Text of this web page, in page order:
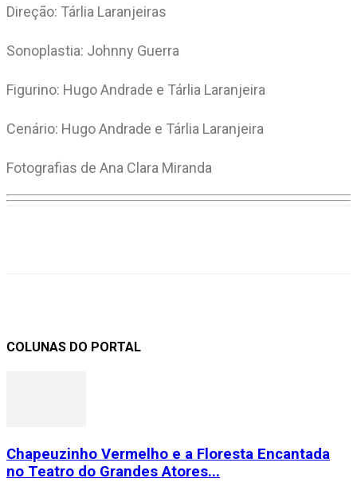
Direção: Tárlia Laranjeiras
Sonoplastia: Johnny Guerra
Figurino: Hugo Andrade e Tárlia Laranjeira
Cenário: Hugo Andrade e Tárlia Laranjeira
Fotografias de Ana Clara Miranda
COLUNAS DO PORTAL
Chapeuzinho Vermelho e a Floresta Encantada
no Teatro do Grandes Atores...